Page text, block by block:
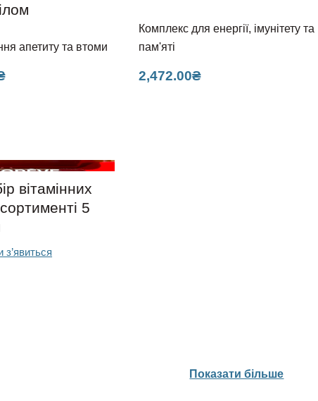
апетиту та втоми
2,472.00₴
Комплекс для енергії, імунітету та
пам'яті
вітамінних
5
з’явиться
Показати більше